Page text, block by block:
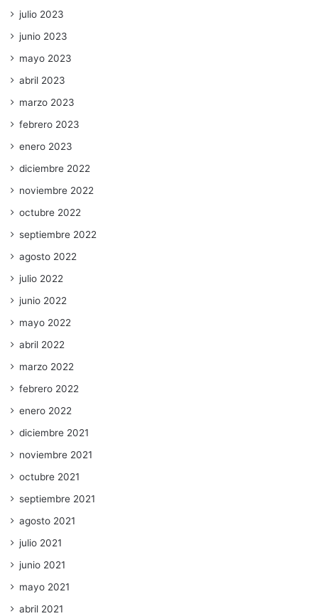
julio 2023
junio 2023
mayo 2023
abril 2023
marzo 2023
febrero 2023
enero 2023
diciembre 2022
noviembre 2022
octubre 2022
septiembre 2022
agosto 2022
julio 2022
junio 2022
mayo 2022
abril 2022
marzo 2022
febrero 2022
enero 2022
diciembre 2021
noviembre 2021
octubre 2021
septiembre 2021
agosto 2021
julio 2021
junio 2021
mayo 2021
abril 2021